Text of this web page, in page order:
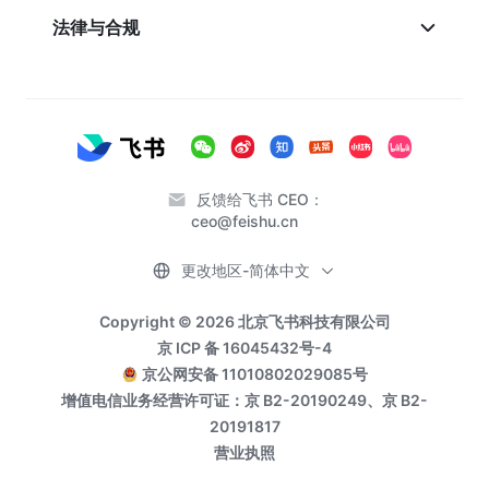
法律与合规
反馈给飞书 CEO：
ceo@feishu.cn
Copyright © 2026 北京飞书科技有限公司
京 ICP 备 16045432号-4
京公网安备 11010802029085号
增值电信业务经营许可证：京 B2-20190249、京 B2-
20191817
营业执照
更改地区-简体中文